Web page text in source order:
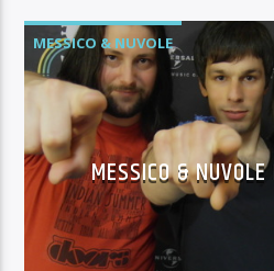
MESSICO & NUVOLE
MESSICO &